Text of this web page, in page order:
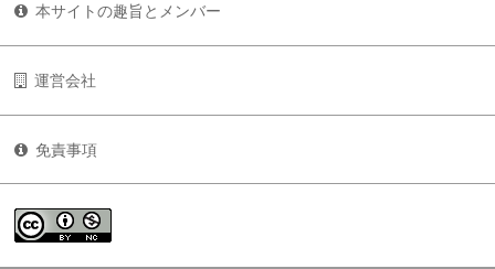
本サイトの趣旨とメンバー
運営会社
免責事項